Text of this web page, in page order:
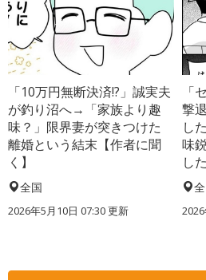
「10万円無断決済!?」誠実夫
が釣り沼へ→「家族より趣
味？」限界妻が突きつけた
離婚という結末【作者に聞
く】
全国
2026年5月10日 07:30 更新
「
撃
し
味
し